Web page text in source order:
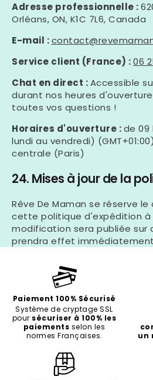
Adresse professionnelle :
Orléans, ON, K1C 7L6, Canada
E-mail :
Service client (France) :06
Chat en direct :Accessible
durant nos heures
toutes vos questions !
Horaires d'ouverture :de 09
lundi au vendredi)
centrale (Paris)
24. Mises à jour de la
Rêve De Maman se réserve
cette politique d'expédition
modification sera publiée
prendra effet
Paiement 100% Sécurisé
Système de cryptage SSL
pour sécuriser à 100% les
paiements selon les
normes Françaises.
un